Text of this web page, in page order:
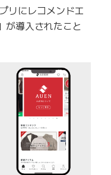
リにレコメンドエ
が導入されたこと